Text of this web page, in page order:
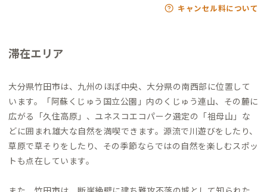
キャンセル料について
滞在エリア
大分県竹田市は、九州のほぼ中央、大分県の南西部に位置して
います。「阿蘇くじゅう国立公園」内のくじゅう連山、その麓に
広がる「久住高原」、ユネスコエコパーク選定の「祖母山」な
どに囲まれ雄大な自然を満喫できます。源流で川遊びをしたり、
草原で草そりをしたり、その季節ならではの自然を楽しむスポッ
トも点在しています。